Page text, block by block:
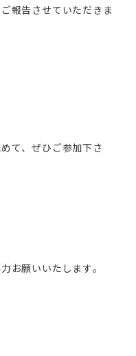
報告させていただきま
て、ぜひご参加下さ
お願いいたします。